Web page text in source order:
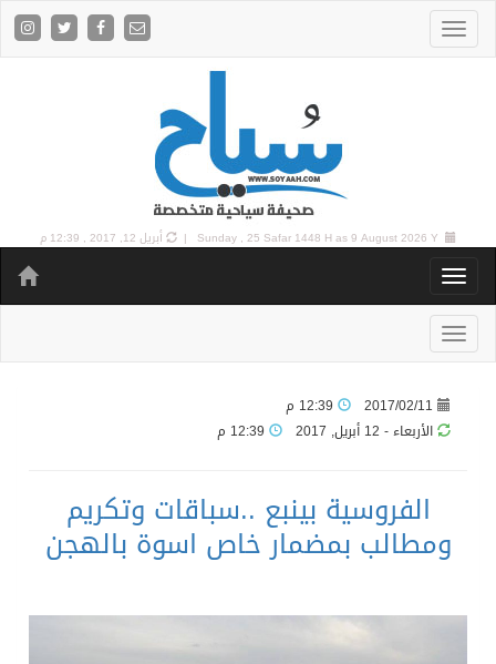
Sunday , 25 Safar 1448 H as9 August 2026 Y | أبريل 12, 2017 , 12:39 م
2017/02/11
الأربعاء - 12 أبريل, 2017
الفروسية بينبع ..سباقات وتكريم
ومطالب بمضمار خاص اسوة بالهجن